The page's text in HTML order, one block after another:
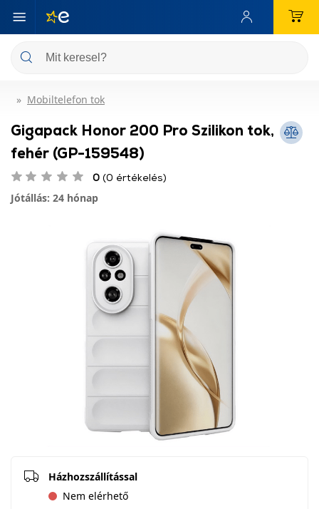
Mobiltelefon tok
Gigapack Honor 200 Pro Szilikon tok,
fehér (GP-159548)
0 (0 értékelés)
Jótállás: 24 hónap
Házhozszállítással
Nem elérhető